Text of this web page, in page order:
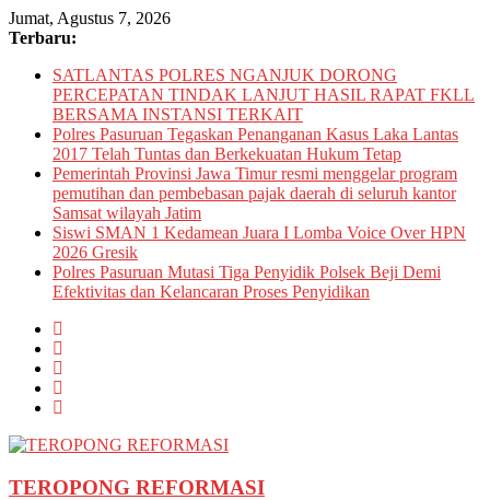
Skip
to
Jumat, Agustus 7, 2026
Terbaru:
SATLANTAS POLRES NGANJUK DORONG
PERCEPATAN TINDAK LANJUT HASIL RAPAT FKLL
BERSAMA INSTANSI TERKAIT
Polres Pasuruan Tegaskan Penanganan Kasus Laka Lantas
2017 Telah Tuntas dan Berkekuatan Hukum Tetap
Pemerintah Provinsi Jawa Timur resmi menggelar program
pemutihan dan pembebasan pajak daerah di seluruh kantor
Samsat wilayah Jatim
Siswi SMAN 1 Kedamean Juara I Lomba Voice Over HPN
2026 Gresik
Polres Pasuruan Mutasi Tiga Penyidik Polsek Beji Demi
Efektivitas dan Kelancaran Proses Penyidikan
TEROPONG REFORMASI